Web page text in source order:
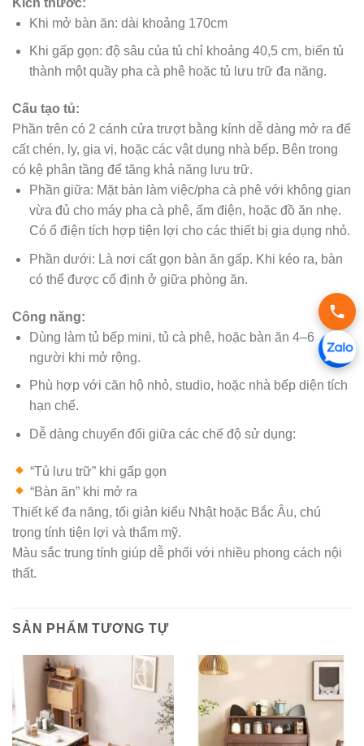
Khi mở bàn ăn: dài khoảng 170cm
Khi gấp gọn: độ sâu của tủ chỉ khoảng 40,5 cm, biến tủ
thành một quầy pha cà phê hoặc tủ lưu trữ đa năng.
Cấu tạo tủ:
Phần trên có 2 cánh cửa trượt bằng kính dễ dàng mở ra để
cất chén, ly, gia vị, hoặc các vật dụng nhà bếp. Bên trong
có kệ phân tầng để tăng khả năng lưu trữ.
Phần giữa: Mặt bàn làm việc/pha cà phê với không gian
vừa đủ cho máy pha cà phê, ấm điện, hoặc đồ ăn nhẹ.
Có ổ điện tích hợp tiện lợi cho các thiết bị gia dụng nhỏ.
Phần dưới: Là nơi cất gọn bàn ăn gấp. Khi kéo ra, bàn
có thể được cố định ở giữa phòng ăn.
Công năng:
Dùng làm tủ bếp mini, tủ cà phê, hoặc bàn ăn 4–6
người khi mở rộng.
Phù hợp với căn hộ nhỏ, studio, hoặc nhà bếp diện tích
hạn chế.
Dễ dàng chuyển đổi giữa các chế độ sử dụng:
“Tủ lưu trữ” khi gấp gọn
“Bàn ăn” khi mở ra
Thiết kế đa năng, tối giản kiểu Nhật hoặc Bắc Âu, chú
trọng tính tiện lợi và thẩm mỹ.
Màu sắc trung tính giúp dễ phối với nhiều phong cách nội
thất.
SẢN PHẨM TƯƠNG TỰ